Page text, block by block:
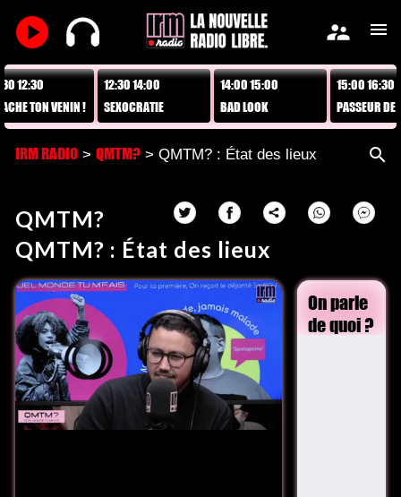
play_arrow supervisor_account menu
TON VENIN !
12:30 14:00
SEXOCRATIE
14:00 15:00
BAD LOOK
15:00 16:30
PASSEUR DE
IRM RADIO > QMTM? > QMTM? : État des lieux search
QMTM?
QMTM? : État des lieux
On parle
de quoi ?